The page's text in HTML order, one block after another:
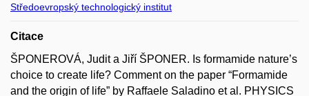
Středoevropský technologický institut
Citace
ŠPONEROVÁ, Judit a Jiří ŠPONER. Is formamide nature’s
choice to create life? Comment on the paper “Formamide
and the origin of life” by Raffaele Saladino et al. PHYSICS